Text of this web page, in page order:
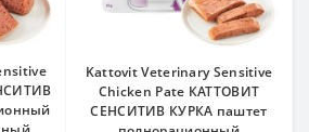
Kattovit Veterinary Sensitive
Chicken Pate КАТТОВИТ
СЕНСИТИВ КУРКА паштет